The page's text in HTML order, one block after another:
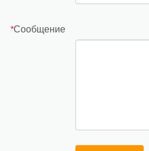
*Сообщение